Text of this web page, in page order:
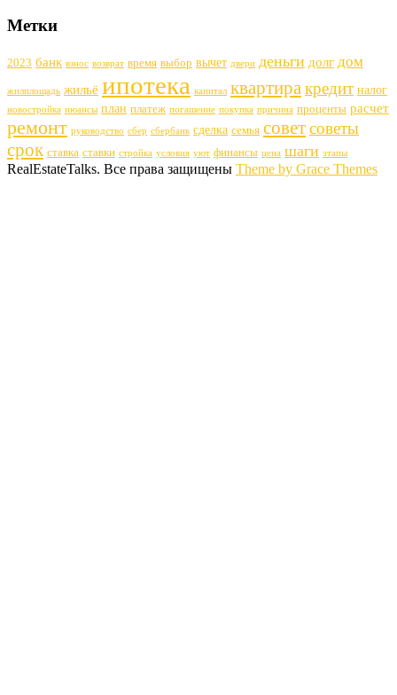
Метки
2023 банк взнос возврат время выбор вычет двери деньги долг дом
жилплощадь жильё ипотека капитал квартира кредит налог
новостройка нюансы план платеж погашение покупка причина проценты расчет
ремонт руководство сбер сбербанк сделка семья советсоветы
срок ставка ставки стройка условия уют финансы цена шаги этапы
RealEstateTalks. Все права защищены Theme by Grace Themes